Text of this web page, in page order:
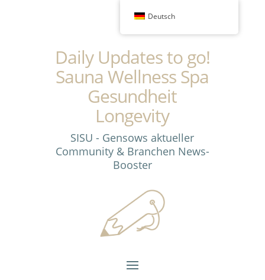
Daily Updates to go!
Sauna Wellness Spa
Gesundheit
Longevity
SISU - Gensows aktueller
Community & Branchen News-
Booster
Deutsch